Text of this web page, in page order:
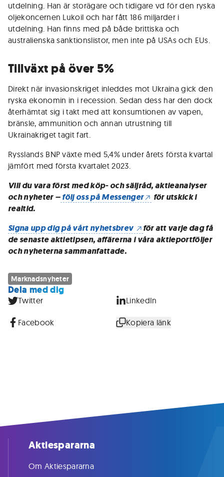
utdelning. Han är storägare och tidigare vd för den ryska
oljekoncernen Lukoil och har fått 186 miljarder i
utdelning. Han finns med på både brittiska och
australienska sanktionslistor, men inte på USAs och EUs.
Tillväxt på över 5%
Direkt när invasionskriget inleddes mot Ukraina gick den
ryska ekonomin in i recession. Sedan dess har den dock
återhämtat sig i takt med att konsumtionen av vapen,
bränsle, ammunition och annan utrustning till
Ukrainakriget tagit fart.
Rysslands BNP växte med 5,4% under årets första kvartal
jämfört med första kvartalet 2023.
Vill du vara först med köp- och säljråd, aktieanalyser
och nyheter –följ oss på Messenger
för utskick i
realtid.
Signa upp dig på vårt nyhetsbrev
för att varje dag få
de senaste aktietipsen, affärerna i våra aktieportföljer
och nyheterna sammanfattade.
Marknadsnyheter
Dela med dig
Twitter LinkedIn
Facebook Kopiera länk
Aktiespararna
Om Aktiespararna